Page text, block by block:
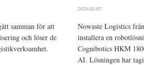
samman för att
och löser de
2024-02-07
Nowaste Logistics
installera en
Cognibotics HKM
AI. Lösningen har